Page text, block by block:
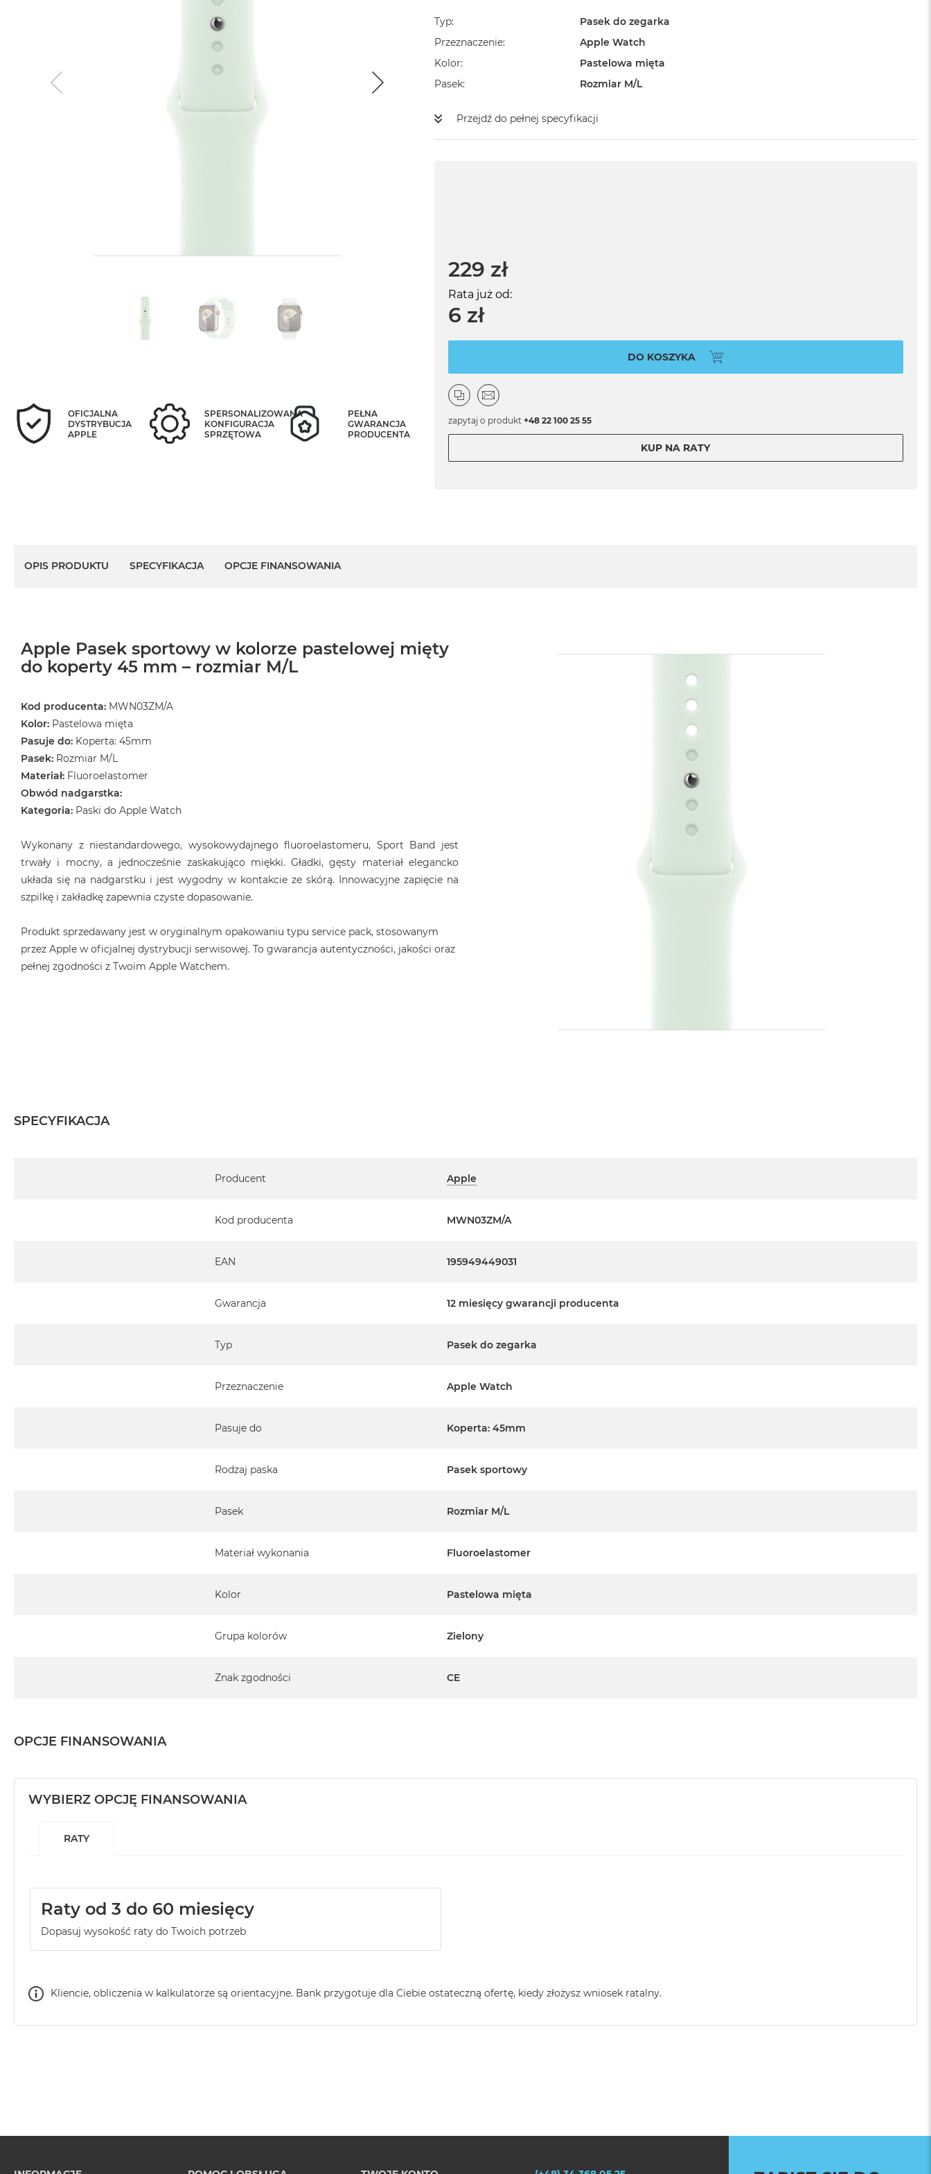
Typ
Pasek do zegarka
Przeznaczenie
Apple Watch
Kolor
Pastelowa mięta
Pasek
Rozmiar M/L
Przejdź do pełnej specyfikacji
229 zł
Rata już od:
6 zł
DO KOSZYKA
zapytaj o produkt +48 22 100 25 55
KUP NA RATY
OFICJALNA
DYSTRYBUCJA
APPLE
SPERSONALIZOWANA
KONFIGURACJA
SPRZĘTOWA
PEŁNA
GWARANCJA
PRODUCENTA
OPIS PRODUKTU SPECYFIKACJA OPCJE FINANSOWANIA
Apple Pasek sportowy w kolorze pastelowej mięty
do koperty 45 mm – rozmiar M/L
Kod producenta: MWN03ZM/A
Kolor: Pastelowa mięta
Pasuje do: Koperta: 45mm
Pasek: Rozmiar M/L
Materiał: Fluoroelastomer
Obwód nadgarstka:
Kategoria: Paski do Apple Watch
Wykonany z niestandardowego, wysokowydajnego fluoroelastomeru, Sport Band jest
trwały i mocny, a jednocześnie zaskakująco miękki. Gładki, gęsty materiał elegancko
układa się na nadgarstku i jest wygodny w kontakcie ze skórą. Innowacyjne zapięcie na
szpilkę i zakładkę zapewnia czyste dopasowanie.
Produkt sprzedawany jest w oryginalnym opakowaniu typu service pack, stosowanym
przez Apple w oficjalnej dystrybucji serwisowej. To gwarancja autentyczności, jakości oraz
pełnej zgodności z Twoim Apple Watchem.
SPECYFIKACJA
Producent
Apple
Kod producenta MWN03ZM/A
EAN 195949449031
Gwarancja 12 miesięcy gwarancji producenta
Typ Pasek do zegarka
Przeznaczenie Apple Watch
Pasuje do Koperta: 45mm
Rodzaj paska Pasek sportowy
Pasek Rozmiar M/L
Materiał wykonania Fluoroelastomer
Kolor Pastelowa mięta
Grupa kolorów Zielony
Znak zgodności CE
OPCJE FINANSOWANIA
WYBIERZ OPCJĘ FINANSOWANIA
RATY
Raty od 3 do 60 miesięcy
Dopasuj wysokość raty do Twoich potrzeb
Kliencie, obliczenia w kalkulatorze są orientacyjne. Bank przygotuje dla Ciebie ostateczną ofertę, kiedy złożysz wniosek ratalny.